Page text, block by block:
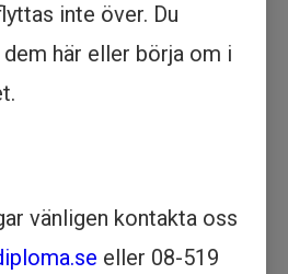
ett delmoment
-
| 31
utbildning
inte över. Du
här eller börja om i
vänligen kontakta oss
eller 08-519